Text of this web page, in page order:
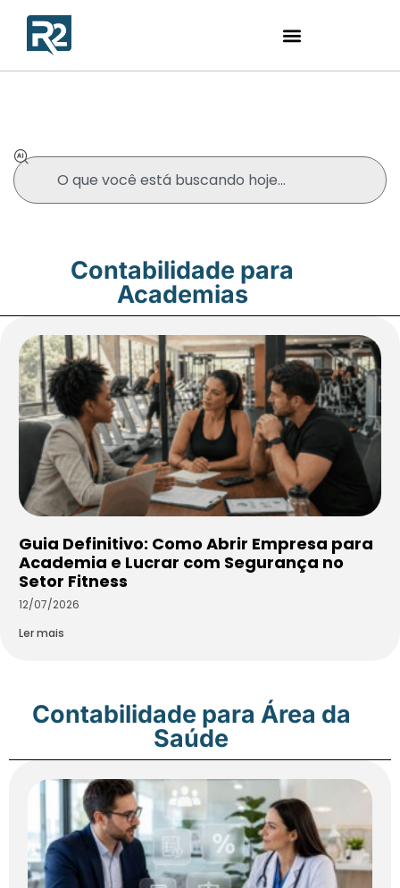
Contabilidade para
Academias
Guia Definitivo: Como Abrir Empresa para
Academia e Lucrar com Segurança no
Setor Fitness
12/07/2026
Ler mais
Contabilidade para Área da
Saúde